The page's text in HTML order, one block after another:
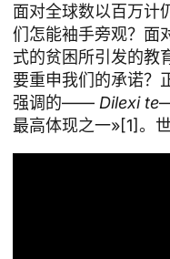
面对全球数以百万计
们怎能袖手旁观？面
式的贫困所引发的教
要重申我们的承诺？
强调的—— Dilexi te
最高体现之一»[1]。